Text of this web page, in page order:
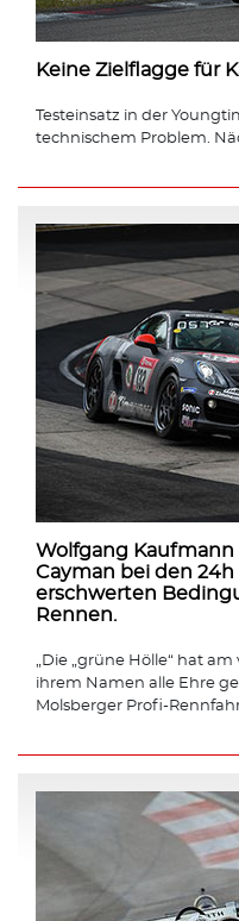
Keine Zielflagge für
Testeinsatz in der
technischem Problem.
Wolfgang
Cayman bei den
erschwerten
Rennen.
„Die „grüne Hölle“ hat
ihrem Namen alle Ehre
Molsberger Profi-